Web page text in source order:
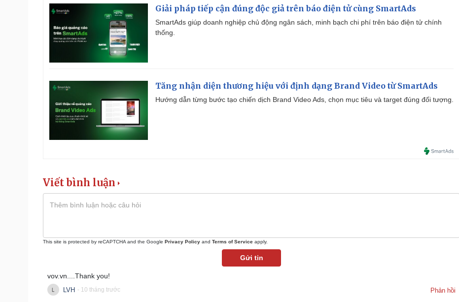
Giải pháp tiếp cận đúng độc giả trên báo điện tử cùng SmartAds
SmartAds giúp doanh nghiệp chủ động ngân sách, minh bạch chi phí trên báo điện tử chính
thống.
Tăng nhận diện thương hiệu với định dạng Brand Video từ SmartAds
Hướng dẫn từng bước tạo chiến dịch Brand Video Ads, chọn mục tiêu và target đúng đối tượng.
Viết bình luận
This site is protected by reCAPTCHA and the Google Privacy Policy and Terms of Service apply.
Gửi tin
vov.vn....Thank you!
LVH - 10 tháng trước Phản hồi